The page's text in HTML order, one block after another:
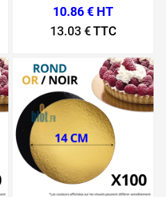
10.86 € HT
13.03 €TTC